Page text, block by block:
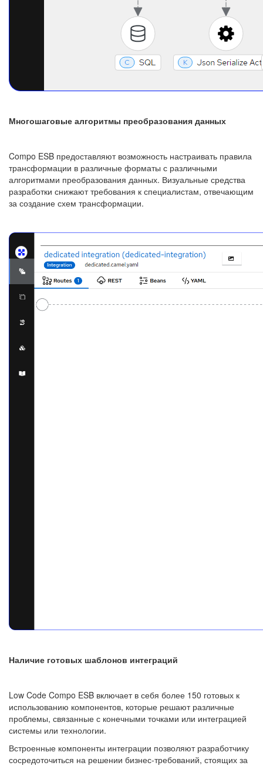
Многошаговые алгоритмы преобразования данных
Compo ESB предоставляют возможность настраивать правила
трансформации в различные форматы с различными
алгоритмами преобразования данных. Визуальные средства
разработки снижают требования к специалистам, отвечающим
за создание схем трансформации.
Наличие готовых шаблонов интеграций
Low Code Compo ESB включает в себя более 150 готовых к
использованию компонентов, которые решают различные
проблемы, связанные с конечными точками или интеграцией
системы или технологии.
Встроенные компоненты интеграции позволяют разработчику
сосредоточиться на решении бизнес-требований, стоящих за